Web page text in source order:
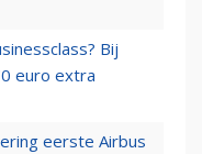
Bij
euro extra
eerste Airbus